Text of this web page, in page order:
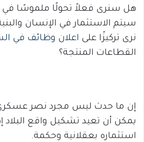
هل سنرى فعلاً تحولًا ملموسًا في
سيتم الاستثمار في الإنسان
نرى تركيزًا على اعلان وظائف في
القطاعات المنتجة؟
إن ما حدث ليس مجرد نصر
يمكن أن تعيد تشكيل واقع البلاد
استثماره بعقلانية وحكمة.